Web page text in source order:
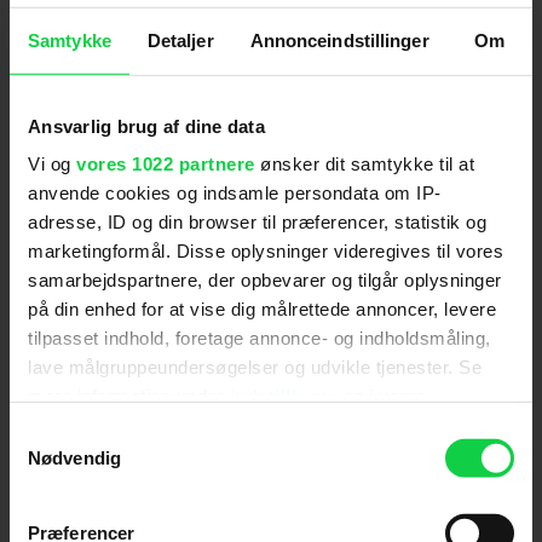
Samtykke Detaljer Annonceindstillinger Om
Ansvarlig brug af dine data
Vi og vores 1022 partnere ønsker dit samtykke til at
anvende cookies og indsamle persondata om IP-
adresse, ID og din browser til præferencer, statistik og
marketingformål. Disse oplysninger videregives til vores
samarbejdspartnere, der opbevarer og tilgår oplysninger
på din enhed for at vise dig målrettede annoncer, levere
tilpasset indhold, foretage annonce- og indholdsmåling,
lave målgruppeundersøgelser og udvikle tjenester. Se
tilbage eller ændre indstillinger fra vores
"Cookiedeklaration", eller ved at trykke på "Privacy
Nødvendig
Præferencer
Janus Billeskov Jansen, Olivier Bugge Coutté og
Molly Malene Stensgaard - Idealisten
Årets sounddesigner
Gugge Garnov - Skammerens datter
Hans Møller - Steppeulven
Morten Green - Krigen
Peter Albrechtsen - Idealisten
Rasmus Winther Jensen - Under sandet
Årets score
Angelo Badalamenti, Johan Carøe og Lasse
Martinussen - Guldkysten
Jonas Struck - Idealisten
Kristian Selin Eidnes Andersen - The Man Who